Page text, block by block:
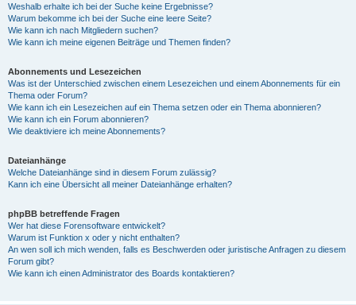
Weshalb erhalte ich bei der Suche keine Ergebnisse?
Warum bekomme ich bei der Suche eine leere Seite?
Wie kann ich nach Mitgliedern suchen?
Wie kann ich meine eigenen Beiträge und Themen finden?
Abonnements und Lesezeichen
Was ist der Unterschied zwischen einem Lesezeichen und einem Abonnements für ein
Thema oder Forum?
Wie kann ich ein Lesezeichen auf ein Thema setzen oder ein Thema abonnieren?
Wie kann ich ein Forum abonnieren?
Wie deaktiviere ich meine Abonnements?
Dateianhänge
Welche Dateianhänge sind in diesem Forum zulässig?
Kann ich eine Übersicht all meiner Dateianhänge erhalten?
phpBB betreffende Fragen
Wer hat diese Forensoftware entwickelt?
Warum ist Funktion x oder y nicht enthalten?
An wen soll ich mich wenden, falls es Beschwerden oder juristische Anfragen zu diesem
Forum gibt?
Wie kann ich einen Administrator des Boards kontaktieren?